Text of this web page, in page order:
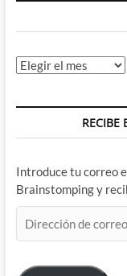
Archivos
RECIBE
Introduce tu correo
Brainstomping y
de
electrónico